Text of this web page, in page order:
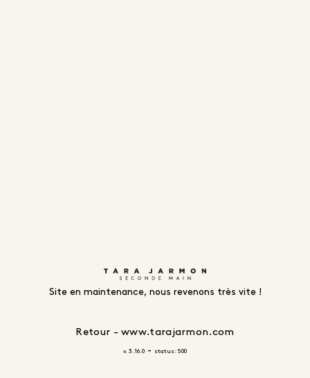
Site en maintenance, nous revenons très vite !
Retour - www.tarajarmon.com
v. 3.16.0 - status: 500